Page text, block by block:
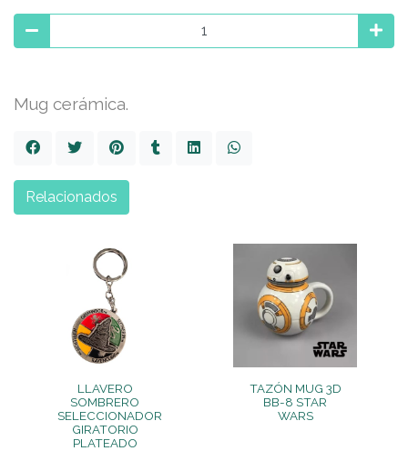
Mug cerámica.
LLAVERO
SOMBRERO
SELECCIONADOR
GIRATORIO
PLATEADO
TAZÓN MUG 3D
BB-8 STAR
WARS
Relacionados